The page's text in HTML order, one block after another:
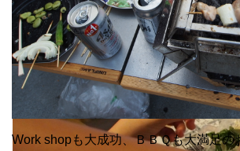
Work shopも大成功、ＢＢＱも大満足の